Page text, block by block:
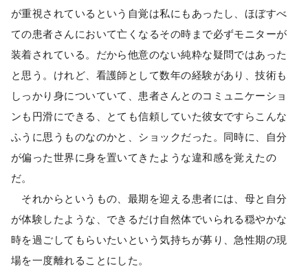
が重視されているという自覚は私にもあったし、ほぼすべ
ての患者さんにおいて亡くなるその時まで必ずモニターが
装着されている。だから他意のない純粋な疑問ではあった
と思う。けれど、看護師として数年の経験があり、技術も
しっかり身についていて、患者さんとのコミュニケーショ
ンも円滑にできる、とても信頼していた彼女ですらこんな
ふうに思うものなのかと、ショックだった。同時に、自分
が偏った世界に身を置いてきたような違和感を覚えたの
だ。
それからというもの、最期を迎える患者には、母と自分
が体験したような、できるだけ自然体でいられる穏やかな
時を過ごしてもらいたいという気持ちが募り、急性期の現
場を一度離れることにした。